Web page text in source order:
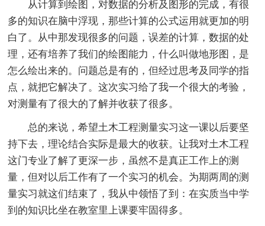
从计算到绘图，对数据的分析及图形的完成，有很
多的知识在脑中浮现，那些计算的公式运用就更加的明
白了。从中那发现很多的问题，误差的计算，数据的处
理，还有培养了我们的绘图能力，什么叫做地形图，是
怎么绘出来的。问题总是有的，但经过思考及同学的指
点，就把它解决了。这次实习给了我一个很大的考验，
对测量有了很大的了解并收获了很多。
总的来说，希望土木工程测量实习这一课以后要坚
持下去，理论结合实际是最大的收获。让我对土木工程
这门专业了解了更深一步，虽然不是真正工作上的测
量，但对以后工作有了一个实习的机会。为期两周的测
量实习就这们结束了，我从中领悟了到：在实质当中学
到的知识比坐在教室里上课要牢固得多。